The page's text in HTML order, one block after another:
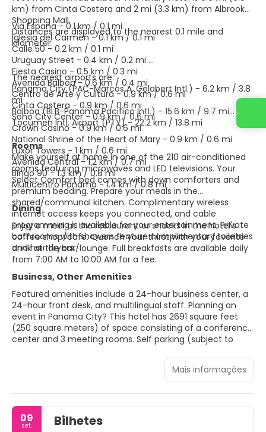
km) from Cinta Costera and 2 mi (3.3 km) from Albrook
Shopping Mall.
Distances are displayed to the nearest 0.1 mile and
kilometer.
Via Espana - 0.1 km / 0.1 mi
Iglesia del Carmen - 0.1 km / 0.1 mi
Calle 50 - 0.2 km / 0.1 mi
Uruguay Street - 0.4 km / 0.2 mi
Fiesta Casino - 0.5 km / 0.3 mi
Avenida Balboa - 0.6 km / 0.4 mi
Centro de Arte y Cultura - 0.9 km / 0.6 mi
Cinta Costera - 0.9 km / 0.6 mi
Soho City Center - 0.9 km / 0.6 mi
Crown Casino - 0.9 km / 0.6 mi
National Shrine of the Heart of Mary - 0.9 km / 0.6 mi
Luxor Towers - 1 km / 0.6 mi
Avenida Central - 1.2 km / 0.7 mi
Bingo 90 - 1.3 km / 0.8 mi
Multicentro Panama - 1.4 km / 0.8 mi
The nearest airports are:
Panama City (PAC-Marcos A. Gelabert Intl.) - 6.2 km / 3.8
mi
Balboa (BLB-Panama Pacifico Intl.) - 15.6 km / 9.7 mi
Tocumen Intl. Airport (PTY) - 22.2 km / 13.8 mi
Rooms
Make yourself at home in one of the 210 air-conditioned
rooms featuring microwaves and LED televisions. Your
Select Comfort bed comes with down comforters and
premium bedding. Prepare your meals in the
shared/communal kitchen. Complimentary wireless
internet access keeps you connected, and cable
programming is available for your entertainment. Private
bathrooms with showers feature complimentary toiletries
and hair dryers.
Dining
Enjoy a meal at the restaurant or snacks in the hotel's
coffee shop/cafe. Quench your thirst with your favorite
drink at the bar/lounge. Full breakfasts are available daily
from 7:00 AM to 10:00 AM for a fee.
Business, Other Amenities
Featured amenities include a 24-hour business center, a
24-hour front desk, and multilingual staff. Planning an
event in Panama City? This hotel has 2691 square feet
(250 square meters) of space consisting of a conference
center and 3 meeting rooms. Self parking (subject to
Mais informações
09
set. Bilhetes
Entre em contato conosco